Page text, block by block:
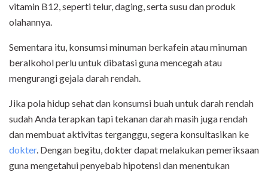
vitamin B12, seperti telur, daging, serta susu dan produk
olahannya.
Sementara itu, konsumsi minuman berkafein atau minuman
beralkohol perlu untuk dibatasi guna mencegah atau
mengurangi gejala darah rendah.
Jika pola hidup sehat dan konsumsi buah untuk darah rendah
sudah Anda terapkan tapi tekanan darah masih juga rendah
dan membuat aktivitas terganggu, segera konsultasikan ke
dokter. Dengan begitu, dokter dapat melakukan pemeriksaan
guna mengetahui penyebab hipotensi dan menentukan